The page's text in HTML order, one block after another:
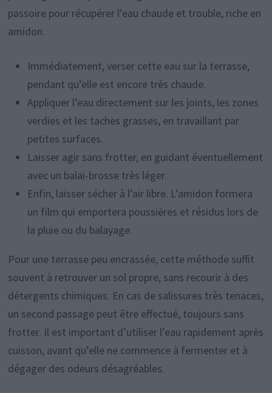
passoire pour récupérer l’eau chaude et trouble, riche en
amidon.
Immédiatement, verser cette eau sur la terrasse,
pendant qu’elle est encore très chaude.
Appliquer l’eau directement sur les joints, les zones
verdies et les taches grasses, en travaillant par
petites surfaces.
Laisser agir sans frotter, en guidant éventuellement
avec un balai-brosse très léger.
Enfin, laisser sécher à l’air libre. L’amidon formera
un film qui emportera poussières et résidus lors de
la pluie ou du balayage.
Pour une terrasse peu encrassée, cette méthode suffit
souvent à retrouver un sol propre, sans recourir à des
détergents chimiques. En cas de salissures très tenaces,
un second passage peut être effectué, toujours sans
frotter. Il est important d’utiliser l’eau rapidement après
cuisson, avant qu’elle ne commence à fermenter et à
dégager des odeurs désagréables.